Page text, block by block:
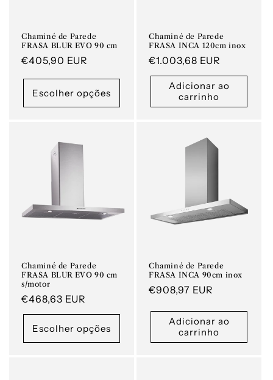
Chaminé de Parede
FRASA BLUR EVO 90 cm
Preço
€405,90 EUR
Escolher opções
Chaminé de Parede
FRASA INCA 120cm inox
Preço
normal
€1.003,68 EUR
Adicionar ao
carrinho
Chaminé de Parede
FRASA BLUR EVO 90 cm
s/motor
Preço
normal
€468,63 EUR
Escolher opções
Chaminé de Parede
FRASA INCA 90cm inox
Preço
€908,97 EUR
Adicionar ao
carrinho